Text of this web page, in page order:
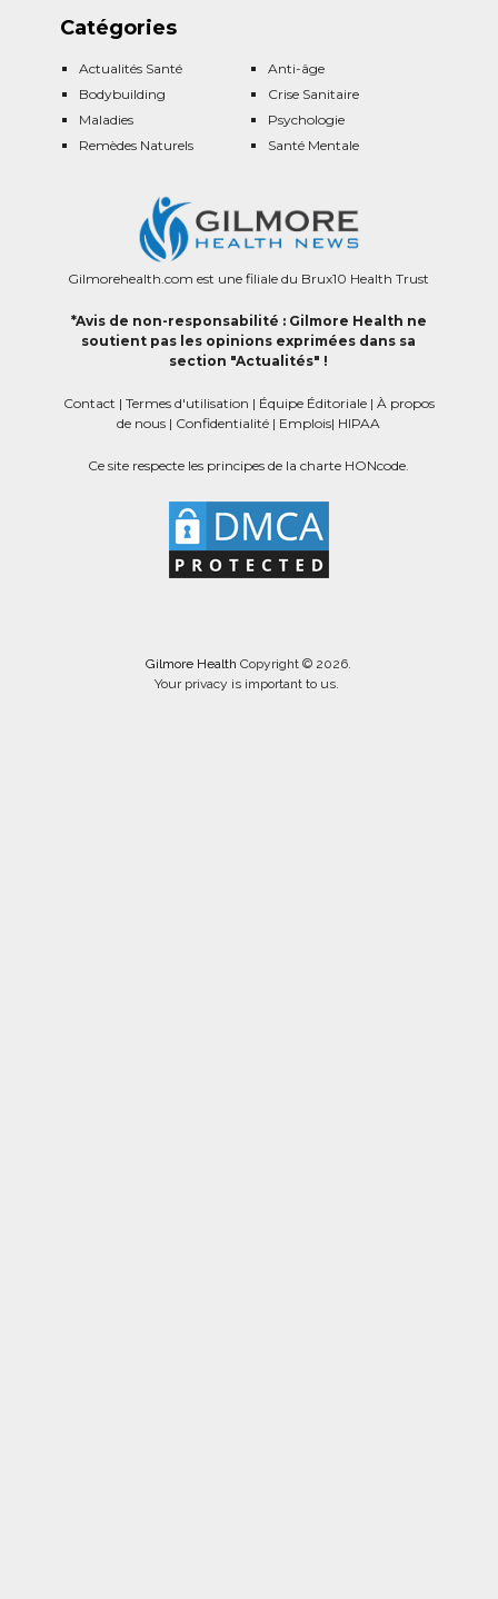
Catégories
Actualités Santé
Anti-âge
Bodybuilding
Crise Sanitaire
Maladies
Psychologie
Remèdes Naturels
Santé Mentale
Gilmorehealth.com est une filiale du Brux10 Health Trust
*Avis de non-responsabilité : Gilmore Health ne
soutient pas les opinions exprimées dans sa
section "Actualités" !
Contact | Termes d'utilisation | Équipe Éditoriale| À propos
de nous | Confidentialité | Emplois| HIPAA
Ce site respecte les principes de la charte HONcode.
Gilmore Health Copyright © 2026.
Your privacy is important to us.